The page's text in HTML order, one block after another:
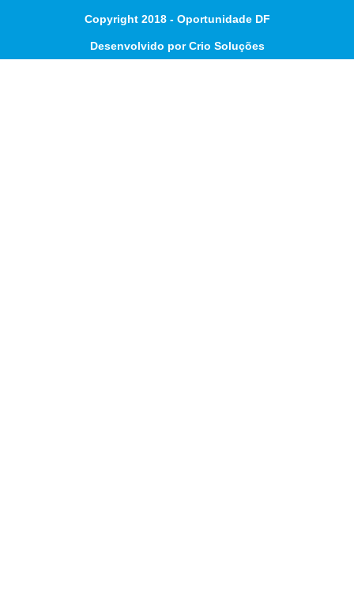
Copyright 2018 - Oportunidade DF
Desenvolvido por Crio Soluções